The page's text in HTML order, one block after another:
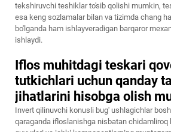
tekshiruvchi teshiklar to'sib qolishi mumkin,
esa keng sozlamalar bilan va tizimda chang
bo'lganda ham ishlayveradigan barqaror
ishlaydi.
Iflos muhitdagi teskari
tutkichlari uchun qanday
jihatlarini hisobga olish
Invert qilinuvchi konusli bug' ushlagichlar
qaraganda ifloslanishga nisbatan chidamliroq